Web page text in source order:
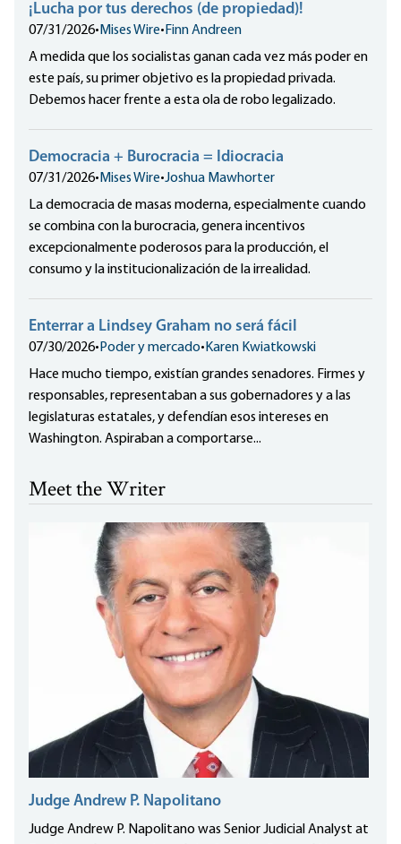
¡Lucha por tus derechos (de propiedad)!
07/31/2026• Mises Wire• Finn Andreen
A medida que los socialistas ganan cada vez más poder en
este país, su primer objetivo es la propiedad privada.
Debemos hacer frente a esta ola de robo legalizado.
Democracia + Burocracia = Idiocracia
07/31/2026• Mises Wire•Joshua Mawhorter
La democracia de masas moderna, especialmente cuando
se combina con la burocracia, genera incentivos
excepcionalmente poderosos para la producción, el
consumo y la institucionalización de la irrealidad.
Enterrar a Lindsey Graham no será fácil
07/30/2026• Poder y mercado• Karen Kwiatkowski
Hace mucho tiempo, existían grandes senadores. Firmes y
responsables, representaban a sus gobernadores y a las
legislaturas estatales, y defendían esos intereses en
Washington. Aspiraban a comportarse...
Meet the Writer
Judge Andrew P. Napolitano
Judge Andrew P. Napolitano was Senior Judicial Analyst at